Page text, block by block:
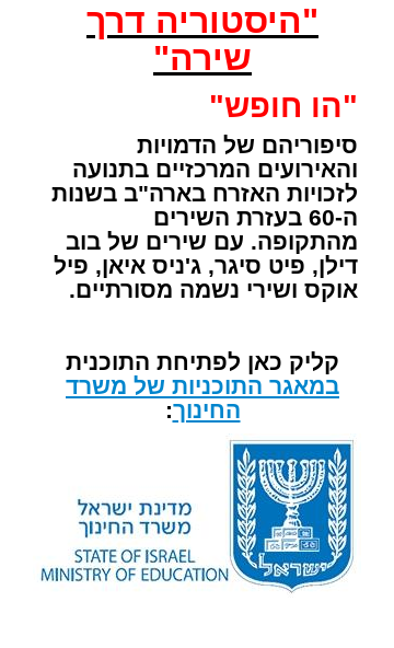
"היסטוריה דרך
שירה"
"הו חופש"
סיפוריהם של הדמויות
והאירועים המרכזיים בתנועה
לזכויות האזרח בארה"ב בשנות
ה-60 בעזרת השירים
מהתקופה. עם שירים של בוב
דילן, פיט סיגר, ג'ניס איאן, פיל
אוקס ושירי נשמה מסורתיים.
קליק כאן לפתיחת התוכנית
במאגר התוכניות של משרד
החינוך: